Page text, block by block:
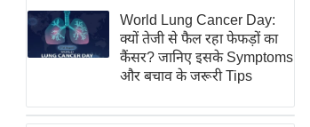
News
लाइफस्टाइल
टेक्नॉलॉजी
ब्यूटी/फैशन
World Lung Cancer Day:
क्यों तेजी से फैल रहा फेफड़ों का
कैंसर? जानिए इसके Symptoms
और बचाव के जरूरी Tips